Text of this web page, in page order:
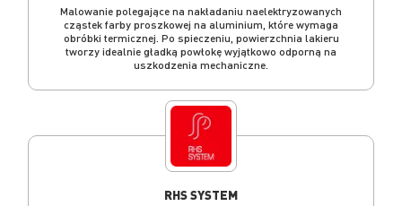
Malowanie polegające na nakładaniu naelektryzowanych
cząstek farby proszkowej na aluminium, które wymaga
obróbki termicznej. Po spieczeniu, powierzchnia lakieru
tworzy idealnie gładką powłokę wyjątkowo odporną na
uszkodzenia mechaniczne.
RHS SYSTEM